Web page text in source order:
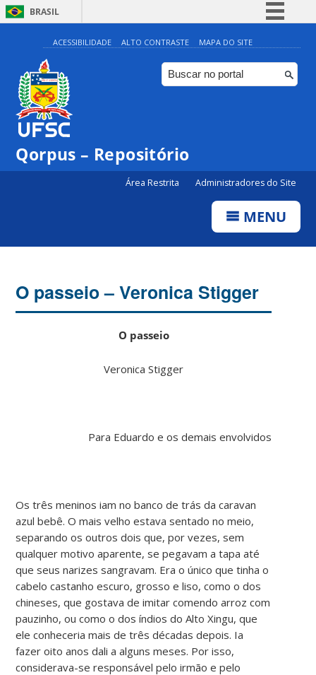
BRASIL
Simplifique!
Comunica BR
Participe
ACESSIBILIDADE ALTO CONTRASTE MAPA DO SITE
Qorpus – Repositório
Área Restrita Administradores do Site
MENU
O passeio – Veronica Stigger
O passeio
Veronica Stigger
Para Eduardo e os demais envolvidos
Os três meninos iam no banco de trás da caravan
azul bebê. O mais velho estava sentado no meio,
separando os outros dois que, por vezes, sem
qualquer motivo aparente, se pegavam a tapa até
que seus narizes sangravam. Era o único que tinha o
cabelo castanho escuro, grosso e liso, como o dos
chineses, que gostava de imitar comendo arroz com
pauzinho, ou como o dos índios do Alto Xingu, que
ele conheceria mais de três décadas depois. Ia
fazer oito anos dali a alguns meses. Por isso,
considerava-se responsável pelo irmão e pelo